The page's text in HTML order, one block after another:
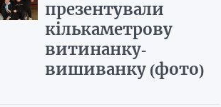
презентували
кількаметрову
витинанку-
вишиванку (фото)